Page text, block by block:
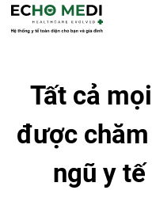
Tất cả
được
ngũ y tế